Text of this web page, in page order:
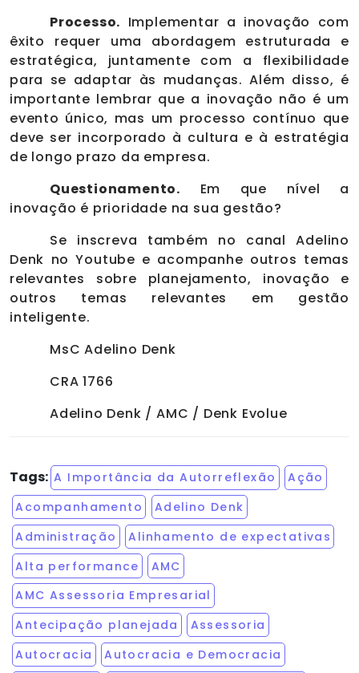
Processo. Implementar a inovação com
êxito requer uma abordagem estruturada e
estratégica, juntamente com a flexibilidade
para se adaptar às mudanças. Além disso, é
importante lembrar que a inovação não é um
evento único, mas um processo contínuo que
deve ser incorporado à cultura e à estratégia
de longo prazo da empresa.
Questionamento. Em que nível a
inovação é prioridade na sua gestão?
Se inscreva também no canal Adelino
Denk no Youtube e acompanhe outros temas
relevantes sobre planejamento, inovação e
outros temas relevantes em gestão
inteligente.
MsC Adelino Denk
CRA 1766
Adelino Denk / AMC / Denk Evolue
Tags: A Importância da Autorreflexão
Ação
Acompanhamento
Adelino Denk
Administração
Alinhamento de expectativas
Alta performance
AMC
AMC Assessoria Empresarial
Antecipação planejada
Assessoria
Autocracia
Autocracia e Democracia